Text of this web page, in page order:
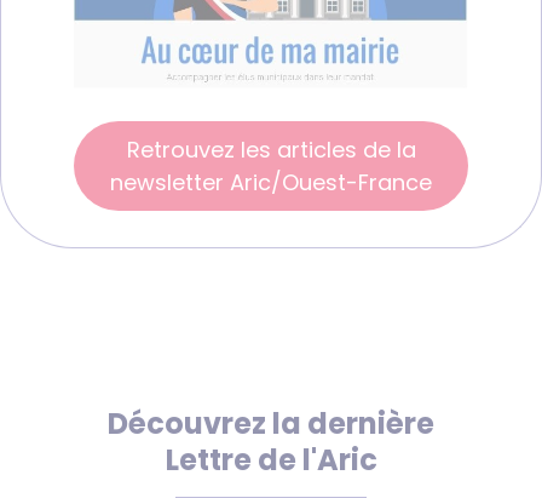
Retrouvez les articles de la
newsletter Aric/Ouest-France
Découvrez la dernière
Lettre de l'Aric